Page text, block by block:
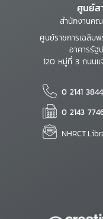
ศูนย์ส
สำนักงานค
ศูนย์ราชการเฉลิม
อาคารรัฐ
120 หมู่ที่ 3 ถนน
0 2141
0 2143